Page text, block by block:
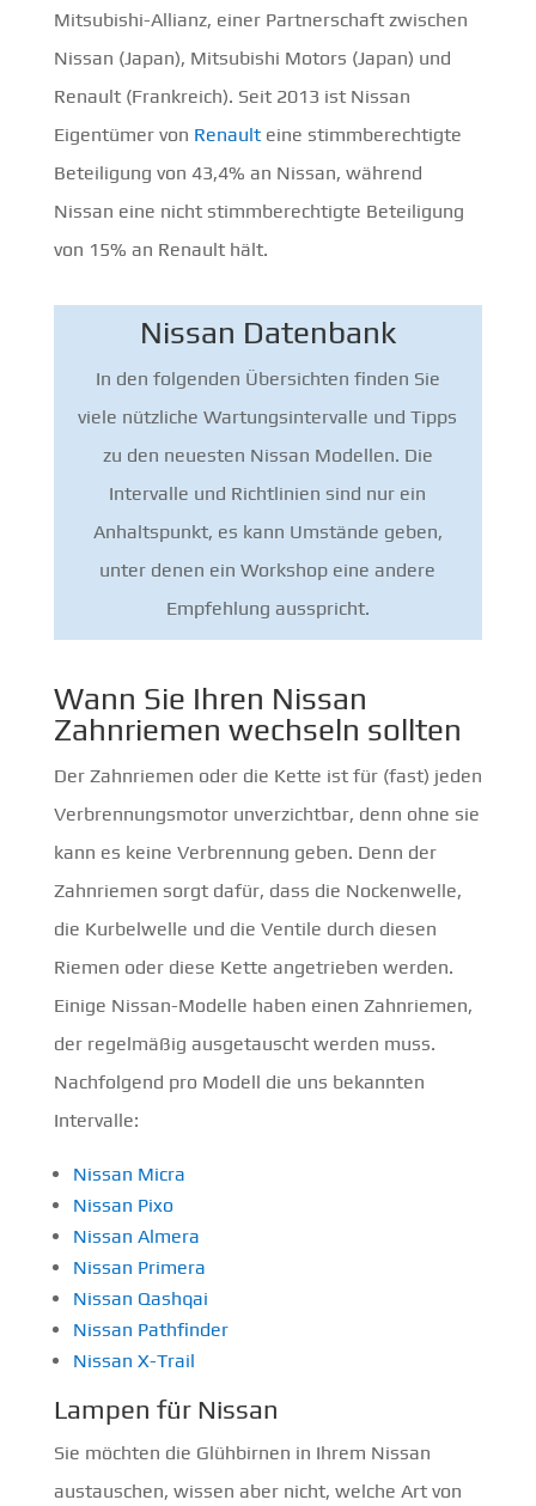
Mitsubishi-Allianz, einer Partnerschaft zwischen
Nissan (Japan), Mitsubishi Motors (Japan) und
Renault (Frankreich). Seit 2013 ist Nissan
Eigentümer von Renaulteine stimmberechtigte
Beteiligung von 43,4% an Nissan, während
Nissan eine nicht stimmberechtigte Beteiligung
von 15% an Renault hält.
Nissan Datenbank
In den folgenden Übersichten finden Sie
viele nützliche Wartungsintervalle und Tipps
zu den neuesten Nissan Modellen. Die
Intervalle und Richtlinien sind nur ein
Anhaltspunkt, es kann Umstände geben,
unter denen ein Workshop eine andere
Empfehlung ausspricht.
Wann Sie Ihren Nissan
Zahnriemen wechseln sollten
Der Zahnriemen oder die Kette ist für (fast) jeden
Verbrennungsmotor unverzichtbar, denn ohne sie
kann es keine Verbrennung geben. Denn der
Zahnriemen sorgt dafür, dass die Nockenwelle,
die Kurbelwelle und die Ventile durch diesen
Riemen oder diese Kette angetrieben werden.
Einige Nissan-Modelle haben einen Zahnriemen,
der regelmäßig ausgetauscht werden muss.
Nachfolgend pro Modell die uns bekannten
Intervalle:
Nissan Micra
Nissan Pixo
Nissan Almera
Nissan Primera
Nissan Qashqai
Nissan Pathfinder
Nissan X-Trail
Lampen für Nissan
Sie möchten die Glühbirnen in Ihrem Nissan
austauschen, wissen aber nicht, welche Art von